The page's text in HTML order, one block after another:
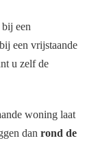
bij een
bij een vrijstaande
u zelf de
woning laat
dan rond de